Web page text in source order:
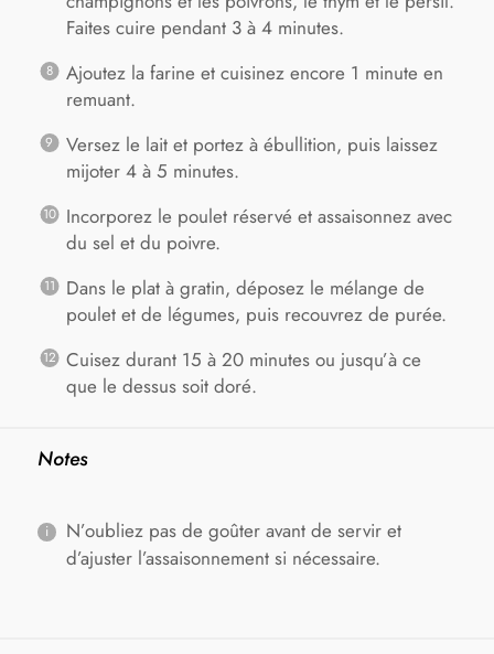
Faites cuire pendant 3 à 4 minutes.
Ajoutez la farine et cuisinez encore 1 minute en
remuant.
Versez le lait et portez à ébullition, puis laissez
mijoter 4 à 5 minutes.
Incorporez le poulet réservé et assaisonnez avec
du sel et du poivre.
Dans le plat à gratin, déposez le mélange de
poulet et de légumes, puis recouvrez de purée.
Cuisez durant 15 à 20 minutes ou jusqu’à ce
que le dessus soit doré.
Notes
N’oubliez pas de goûter avant de servir et
d’ajuster l’assaisonnement si nécessaire.